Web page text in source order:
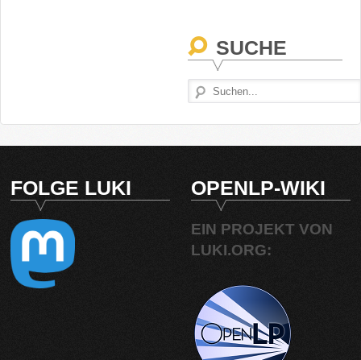
SUCHE
FOLGE LUKI OPENLP-WIKI
EIN PROJEKT VON
LUKI.ORG: